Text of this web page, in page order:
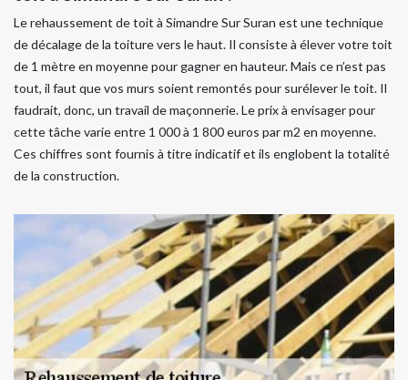
Le rehaussement de toit à Simandre Sur Suran est une technique
de décalage de la toiture vers le haut. Il consiste à élever votre toit
de 1 mètre en moyenne pour gagner en hauteur. Mais ce n’est pas
tout, il faut que vos murs soient remontés pour surélever le toit. Il
faudrait, donc, un travail de maçonnerie. Le prix à envisager pour
cette tâche varie entre 1 000 à 1 800 euros par m2 en moyenne.
Ces chiffres sont fournis à titre indicatif et ils englobent la totalité
de la construction.